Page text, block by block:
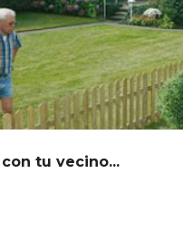
tu vecino...